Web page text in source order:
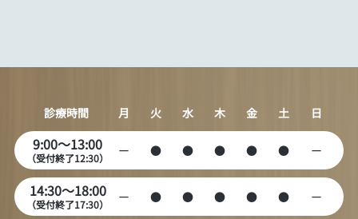
診療時間 月 火 水 木 金 土 日
9:00～13:00
（受付終了12:30） ー ● ● ● ● ● ー
14:30～18:00
（受付終了17:30） ー ● ● ● ● ● ー